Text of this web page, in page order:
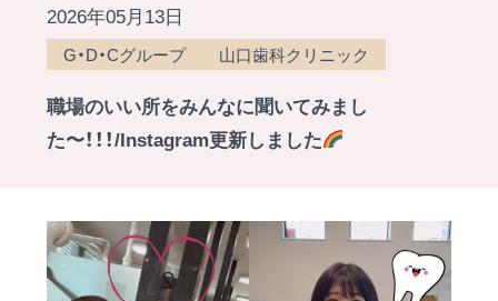
2026年05月13日
G・D・Cグループ 山口歯科クリニック
職場のいい所をみんなに聞いてみまし
た〜！！！/Instagram更新しました